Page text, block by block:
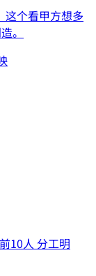
这个看甲方想多
。
10人 分工明